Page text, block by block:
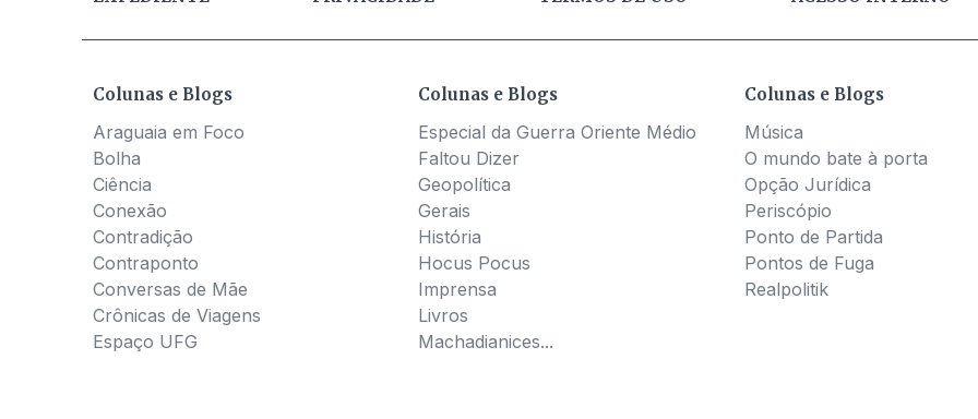
Colunas e Blogs
Araguaia em Foco
Bolha
Ciência
Conexão
Contradição
Contraponto
Conversas de Mãe
Crônicas de Viagens
Espaço UFG
Colunas e Blogs
Especial da Guerra Oriente Médio
Faltou Dizer
Geopolítica
Gerais
História
Hocus Pocus
Imprensa
Livros
Machadianices...
Colunas e Blogs
Música
O mundo bate à porta
Opção Jurídica
Periscópio
Ponto de Partida
Pontos de Fuga
Realpolitik